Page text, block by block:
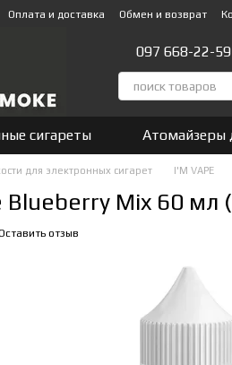
контенту
Оплата и доставка Обмен и возврат
097 668-22-59
сигареты Атомайзеры
для электронных сигарет I'М VAPE
Blueberry Mix 60 мл
отзыв